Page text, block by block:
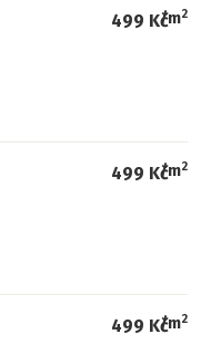
499 Kč
/m2
499 Kč
/m2
499 Kč
/m2